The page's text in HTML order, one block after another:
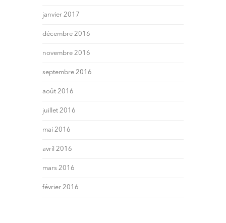
janvier 2017
décembre 2016
novembre 2016
septembre 2016
août 2016
juillet 2016
mai 2016
avril 2016
mars 2016
février 2016